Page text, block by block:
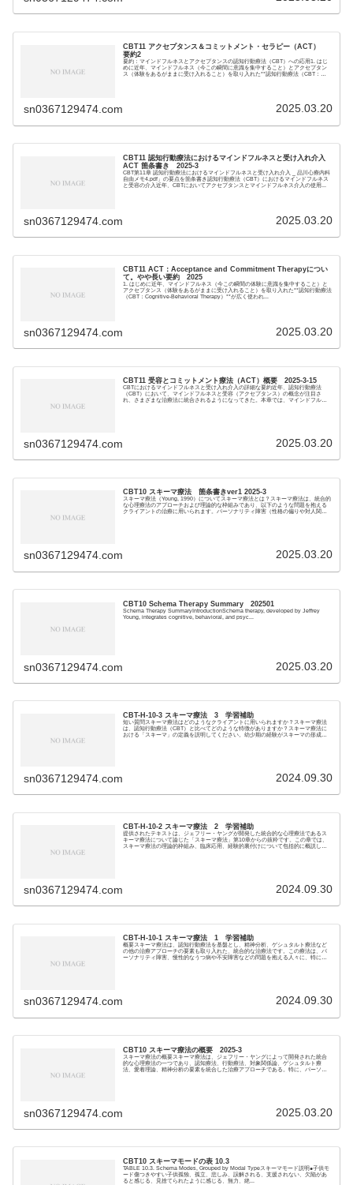
CBT11 アクセプタンス＆コミットメント・セラピー（ACT）
要約2
要約：マインドフルネスとアクセプタンスの認知行動療法（CBT）への応用1. はじ
めに近年、マインドフルネス（今この瞬間に意識を集中すること）とアクセプタン
ス（体験をあるがままに受け入れること）を取り入れた**認知行動療法（CBT：
sn0367129474.com 2025.03.20
CBT11 認知行動療法におけるマインドフルネスと受け入れ介入
ACT 箇条書き 2025-3
CBT第11章 認知行動療法におけるマインドフルネスと受け入れ介入 _ 品川心療内科
自由メモ4.pdf」の要点を箇条書き認知行動療法（CBT）におけるマインドフルネス
と受容の介入近年、CBTにおいてアクセプタンスとマインドフルネス介入の使用...
sn0367129474.com 2025.03.20
CBT11 ACT：Acceptance and Commitment Therapyについ
て。やや長い要約 2025
1. はじめに近年、マインドフルネス（今この瞬間の体験に意識を集中すること）と
アクセプタンス（体験をあるがままに受け入れること）を取り入れた**認知行動療法
（CBT：Cognitive-Behavioral Therapy）**が広く使われ...
sn0367129474.com 2025.03.20
CBT11 受容とコミットメント療法（ACT）概要 2025-3-15
CBTにおけるマインドフルネスと受け入れ介入の詳細な要約近年、認知行動療法
（CBT）において、マインドフルネスと受容（アクセプタンス）の概念が注目さ
れ、さまざまな治療法に統合されるようになってきた。本章では、マインドフルネ
sn0367129474.com 2025.03.20
CBT10 スキーマ療法 箇条書きver1 2025-3
スキーマ療法（Young, 1990）についてスキーマ療法とは？スキーマ療法は、統合的
な心理療法のアプローチおよび理論的な枠組みであり、以下のような問題を抱える
クライアントの治療に用いられます。パーソナリティ障害（性格の偏りや対人関係
sn0367129474.com 2025.03.20
CBT10 Schema Therapy Summary 202501
Schema Therapy SummaryIntroductionSchema therapy, developed by Jeffrey
Young, integrates cognitive, behavioral, and psyc...
sn0367129474.com 2025.03.20
CBT-H-10-3 スキーマ療法 3 学習補助
短い質問スキーマ療法はどのようなクライアントに用いられますか？スキーマ療法
は、認知行動療法（CBT）と比べてどのような特徴がありますか？スキーマ療法に
おける「スキーマ」の定義を説明してください。幼少期の経験がスキーマの形成に
sn0367129474.com 2024.09.30
CBT-H-10-2 スキーマ療法 2 学習補助
提供されたテキストは、ジェフリー・ヤングが開発した統合的な心理療法であるス
キーマ療法について論じた「スキーマ療法」第10章からの抜粋です。この章では、
スキーマ療法の理論的枠組み、臨床応用、経験的裏付けについて包括的に概説して
sn0367129474.com 2024.09.30
CBT-H-10-1 スキーマ療法 1 学習補助
概要スキーマ療法は、認知行動療法を基盤とし、精神分析、ゲシュタルト療法など
の他の治療アプローチの要素も取り入れた、統合的な治療法です。この療法は、パ
ーソナリティ障害、慢性的なうつ病や不安障害などの問題を抱える人々に、特に有
sn0367129474.com 2024.09.30
CBT10 スキーマ療法の概要 2025-3
スキーマ療法の概要スキーマ療法は、ジェフリー・ヤングによって開発された統合
的な心理療法の一つであり、認知療法、行動療法、対象関係論、ゲシュタルト療
法、愛着理論、精神分析の要素を統合した治療アプローチである。特に、パーソナ
sn0367129474.com 2025.03.20
CBT10 スキーマモードの表 10.3
TABLE 10.3. Schema Modes, Grouped by Modal Typeスキーマモード説明●子供モ
ード傷つきやすい子供孤独、孤立、悲しみ、誤解される、支援されない、欠陥があ
ると感じる、見捨てられたように感じる、無力、絶...